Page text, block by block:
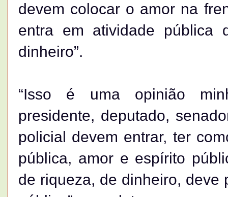
devem colocar o amor na
entra em atividade pública
dinheiro”.
“Isso é uma opinião
presidente, deputado,
policial devem entrar, ter
pública, amor e espírito
de riqueza, de dinheiro, deve